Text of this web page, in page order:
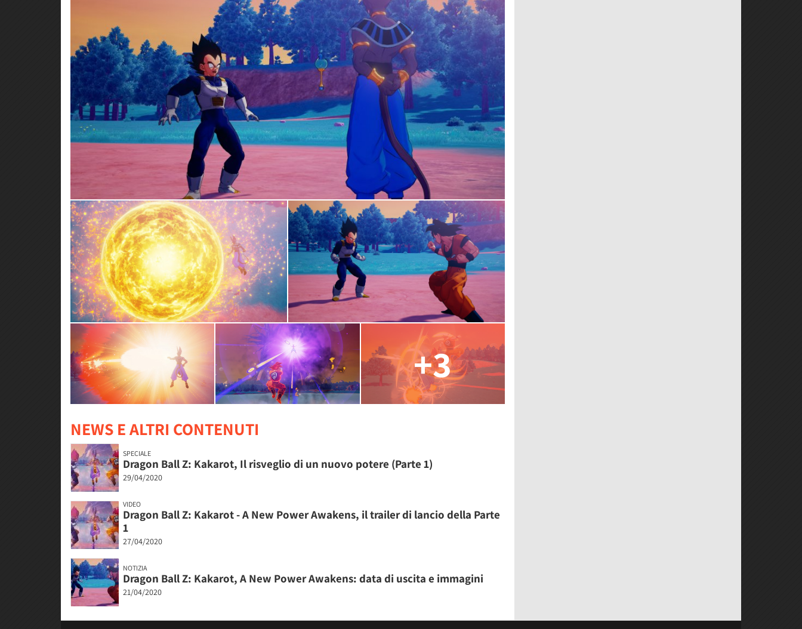
+3
NEWS E ALTRI CONTENUTI
SPECIALE
Dragon Ball Z: Kakarot, Il risveglio di un nuovo potere (Parte 1)
29/04/2020
VIDEO
Dragon Ball Z: Kakarot - A New Power Awakens, il trailer di lancio della Parte
1
27/04/2020
NOTIZIA
Dragon Ball Z: Kakarot, A New Power Awakens: data di uscita e immagini
21/04/2020